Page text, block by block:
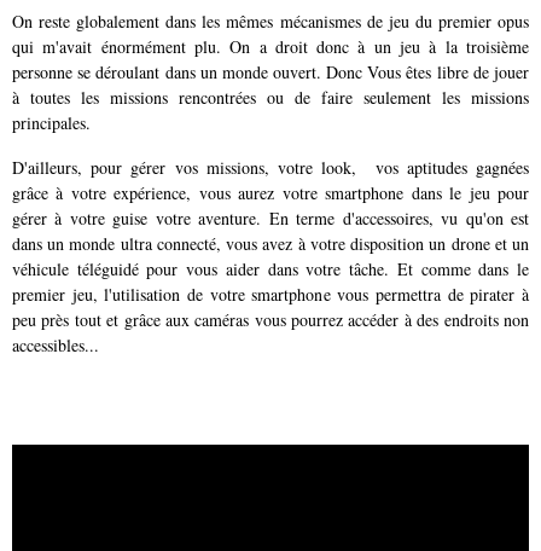
On reste globalement dans les mêmes mécanismes de jeu du premier opus
qui m'avait énormément plu. On a droit donc à un jeu à la troisième
personne se déroulant dans un monde ouvert. Donc Vous êtes libre de jouer
à toutes les missions rencontrées ou de faire seulement les missions
principales.
D'ailleurs, pour gérer vos missions, votre look, vos aptitudes gagnées
grâce à votre expérience, vous aurez votre smartphone dans le jeu pour
gérer à votre guise votre aventure. En terme d'accessoires, vu qu'on est
dans un monde ultra connecté, vous avez à votre disposition un drone et un
véhicule téléguidé pour vous aider dans votre tâche. Et comme dans le
premier jeu, l'utilisation de votre smartphone vous permettra de pirater à
peu près tout et grâce aux caméras vous pourrez accéder à des endroits non
accessibles...